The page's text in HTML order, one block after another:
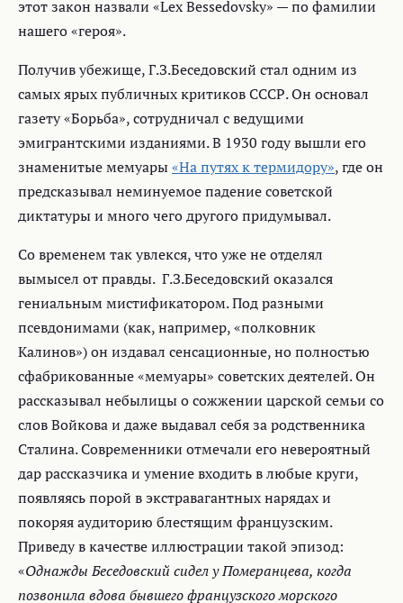
этот закон назвали «Lex Bessedovsky» — по фамилии
нашего «героя».
Получив убежище, Г.З.Беседовский стал одним из
самых ярых публичных критиков СССР. Он основал
газету «Борьба», сотрудничал с ведущими
эмигрантскими изданиями. В 1930 году вышли его
знаменитые мемуары«На путях к термидору», где он
предсказывал неминуемое падение советской
диктатуры и много чего другого придумывал.
Со временем так увлекся, что уже не отделял
вымысел от правды. Г.З.Беседовский оказался
гениальным мистификатором. Под разными
псевдонимами (как, например, «полковник
Калинов») он издавал сенсационные, но полностью
сфабрикованные «мемуары» советских деятелей. Он
рассказывал небылицы о сожжении царской семьи со
слов Войкова и даже выдавал себя за родственника
Сталина. Современники отмечали его невероятный
дар рассказчика и умение входить в любые круги,
появляясь порой в экстравагантных нарядах и
покоряя аудиторию блестящим французским.
Приведу в качестве иллюстрации такой эпизод:
«Однажды Беседовский сидел у Померанцева, когда
позвонила вдова бывшего французского морского